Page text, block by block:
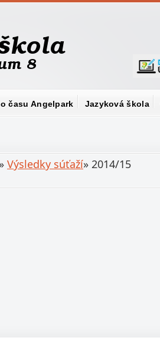
času Angelpark Jazyková škola
» Výsledky súťaží» 2014/15